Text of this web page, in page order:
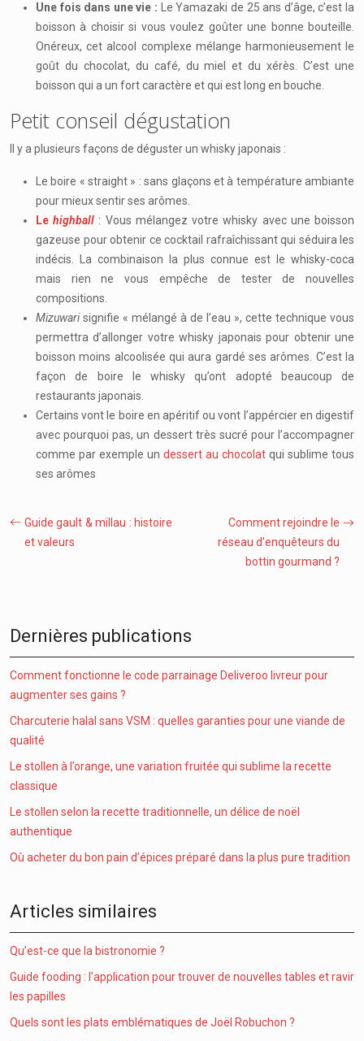
Une fois dans une vie : Le Yamazaki de 25 ans d’âge, c’est la
boisson à choisir si vous voulez goûter une bonne bouteille.
Onéreux, cet alcool complexe mélange harmonieusement le
goût du chocolat, du café, du miel et du xérès. C’est une
boisson qui a un fort caractère et qui est long en bouche.
Petit conseil dégustation
Il y a plusieurs façons de déguster un whisky japonais :
Le boire « straight » : sans glaçons et à température ambiante
pour mieux sentir ses arômes.
Lehighball : Vous mélangez votre whisky avec une boisson
gazeuse pour obtenir ce cocktail rafraîchissant qui séduira les
indécis. La combinaison la plus connue est le whisky-coca
mais rien ne vous empêche de tester de nouvelles
compositions.
Mizuwarisignifie « mélangé à de l’eau », cette technique vous
permettra d’allonger votre whisky japonais pour obtenir une
boisson moins alcoolisée qui aura gardé ses arômes. C’est la
façon de boire le whisky qu’ont adopté beaucoup de
restaurants japonais.
Certains vont le boire en apéritif ou vont l’appércier en digestif
avec pourquoi pas, un dessert très sucré pour l’accompagner
comme par exemple un dessert au chocolat qui sublime tous
ses arômes
Guide gault & millau : histoire
et valeurs
Comment rejoindre le
réseau d’enquêteurs du
bottin gourmand ?
Dernières publications
Comment fonctionne le code parrainage Deliveroo livreur pour
augmenter ses gains ?
Charcuterie halal sans VSM : quelles garanties pour une viande de
qualité
Le stollen à l’orange, une variation fruitée qui sublime la recette
classique
Le stollen selon la recette traditionnelle, un délice de noël
authentique
Où acheter du bon pain d’épices préparé dans la plus pure tradition
Articles similaires
Qu’est-ce que la bistronomie ?
Guide fooding : l’application pour trouver de nouvelles tables et ravir
les papilles
Quels sont les plats emblématiques de Joël Robuchon ?